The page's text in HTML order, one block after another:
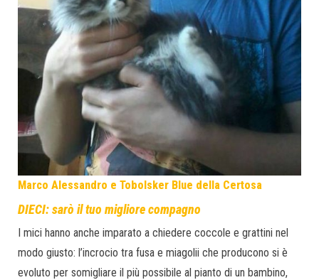
Marco Alessandro e Tobolsker Blue della Certosa
DIECI: sarò il tuo migliore compagno
I mici hanno anche imparato a chiedere coccole e grattini nel
modo giusto: l’incrocio tra fusa e miagolii che producono si è
evoluto per somigliare il più possibile al pianto di un bambino,